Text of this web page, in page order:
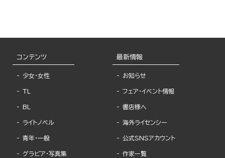
コンテンツ
少女・女性
TL
BL
ライトノベル
青年・一般
グラビア・写真集
最新情報
お知らせ
フェア・イベント情報
書店様へ
海外ライセンシー
公式SNSアカウント
作家一覧